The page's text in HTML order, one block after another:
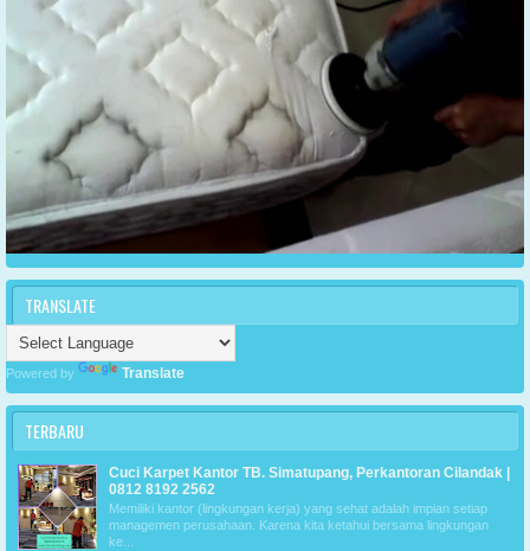
TRANSLATE
Powered by Translate
TERBARU
Cuci Karpet Kantor TB. Simatupang, Perkantoran Cilandak |
0812 8192 2562
Memiliki kantor (lingkungan kerja) yang sehat adalah impian setiap
managemen perusahaan. Karena kita ketahui bersama lingkungan
ke...